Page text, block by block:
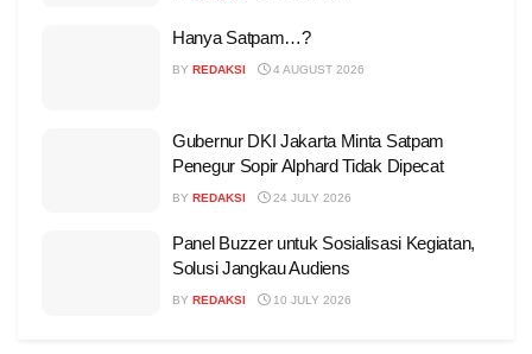
Hanya Satpam…?
BY REDAKSI 4 AUGUST 2026
Gubernur DKI Jakarta Minta Satpam
Penegur Sopir Alphard Tidak Dipecat
BY REDAKSI 24 JULY 2026
Panel Buzzer untuk Sosialisasi Kegiatan,
Solusi Jangkau Audiens
BY REDAKSI 10 JULY 2026